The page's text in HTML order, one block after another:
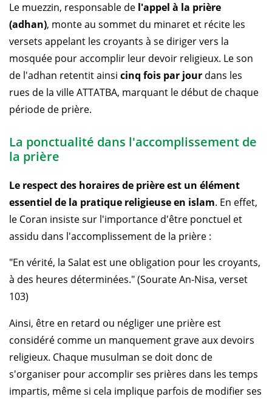
Le muezzin, responsable de l'appel à la prière
(adhan), monte au sommet du minaret et récite les
versets appelant les croyants à se diriger vers la
mosquée pour accomplir leur devoir religieux. Le son
de l'adhan retentit ainsi cinq fois par jour dans les
rues de la ville ATTATBA, marquant le début de chaque
période de prière.
La ponctualité dans l'accomplissement de
la prière
Le respect des horaires de prière est un élément
essentiel de la pratique religieuse en islam. En effet,
le Coran insiste sur l'importance d'être ponctuel et
assidu dans l'accomplissement de la prière :
"En vérité, la Salat est une obligation pour les croyants,
à des heures déterminées." (Sourate An-Nisa, verset
103)
Ainsi, être en retard ou négliger une prière est
considéré comme un manquement grave aux devoirs
religieux. Chaque musulman se doit donc de
s'organiser pour accomplir ses prières dans les temps
impartis, même si cela implique parfois de modifier ses